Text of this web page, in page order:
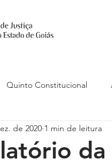
Quinto Constitucional
Carreira Conojaf
da
de 2020 1 min de leitura